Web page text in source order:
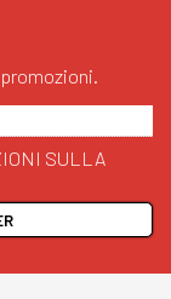
SULLA